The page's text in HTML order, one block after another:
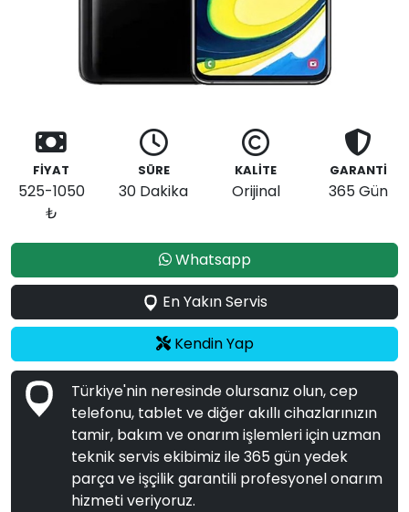
FİYAT
525-1050
₺
SÜRE
30 Dakika
KALİTE
Orijinal
GARANTİ
365 Gün
Whatsapp
En Yakın Servis
Kendin Yap
Türkiye'nin neresinde olursanız olun, cep
telefonu, tablet ve diğer akıllı cihazlarınızın
tamir, bakım ve onarım işlemleri için uzman
teknik servis ekibimiz ile 365 gün yedek
parça ve işçilik garantili profesyonel onarım
hizmeti veriyoruz.